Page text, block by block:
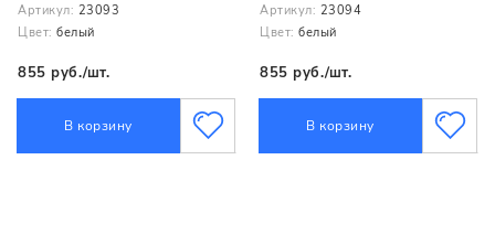
Артикул: 23093
Цвет: белый
855 руб./шт.
В корзину
Артикул: 23094
Цвет: белый
855 руб./шт.
В корзину